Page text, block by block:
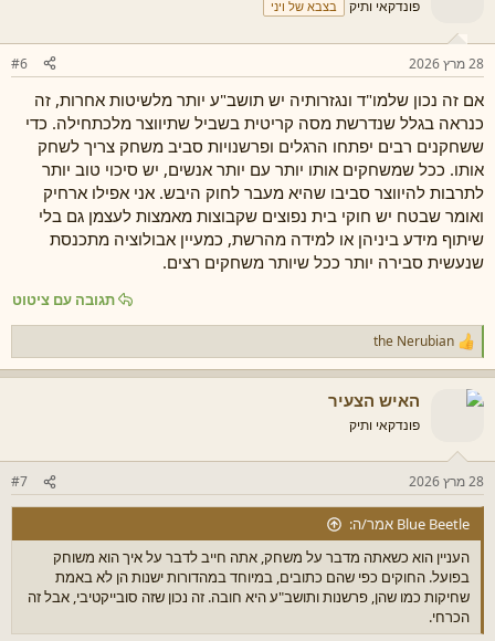
פונדקאי ותיק בצבא של ויני
28 מרץ 2026 #6
אם זה נכון שלמו"ד ונגזרותיה יש תושב"ע יותר מלשיטות אחרות, זה
כנראה בגלל שנדרשת מסה קריטית בשביל שתיווצר מלכתחילה. כדי
ששחקנים רבים יפתחו הרגלים ופרשנויות סביב משחק צריך לשחק
אותו. ככל שמשחקים אותו יותר עם יותר אנשים, יש סיכוי טוב יותר
לתרבות להיווצר סביבו שהיא מעבר לחוק היבש. אני אפילו ארחיק
ואומר שבטח יש חוקי בית נפוצים שקבוצות מאמצות לעצמן גם בלי
שיתוף מידע ביניהן או למידה מהרשת, כמעיין אבולוציה מתכנסת
שנעשית סבירה יותר ככל שיותר משחקים רצים.
תגובה עם ציטוט
ר
ג
ש
ו
the Nerubian
האיש הצעיר
פונדקאי ותיק
28 מרץ 2026 #7
Blue Beetle אמר/ה:
העניין הוא כשאתה מדבר על משחק, אתה חייב לדבר על איך הוא משוחק
בפועל. החוקים כפי שהם כתובים, במיוחד במהדורות ישנות הן לא באמת
שחיקות כמו שהן, פרשנות ותושב"ע היא חובה. זה נכון שזה סובייקטיבי, אבל זה
הכרחי.